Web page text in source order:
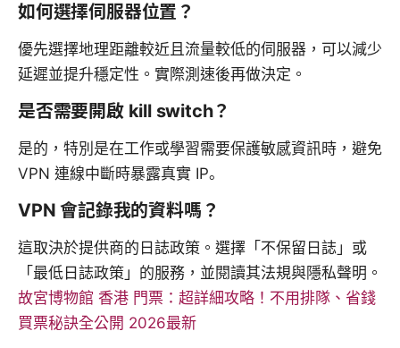
如何選擇伺服器位置？
優先選擇地理距離較近且流量較低的伺服器，可以減少
延遲並提升穩定性。實際測速後再做決定。
是否需要開啟 kill switch？
是的，特別是在工作或學習需要保護敏感資訊時，避免
VPN 連線中斷時暴露真實 IP。
VPN 會記錄我的資料嗎？
這取決於提供商的日誌政策。選擇「不保留日誌」或
「最低日誌政策」的服務，並閱讀其法規與隱私聲明。
故宮博物館 香港 門票：超詳細攻略！不用排隊、省錢
買票秘訣全公開 2026最新